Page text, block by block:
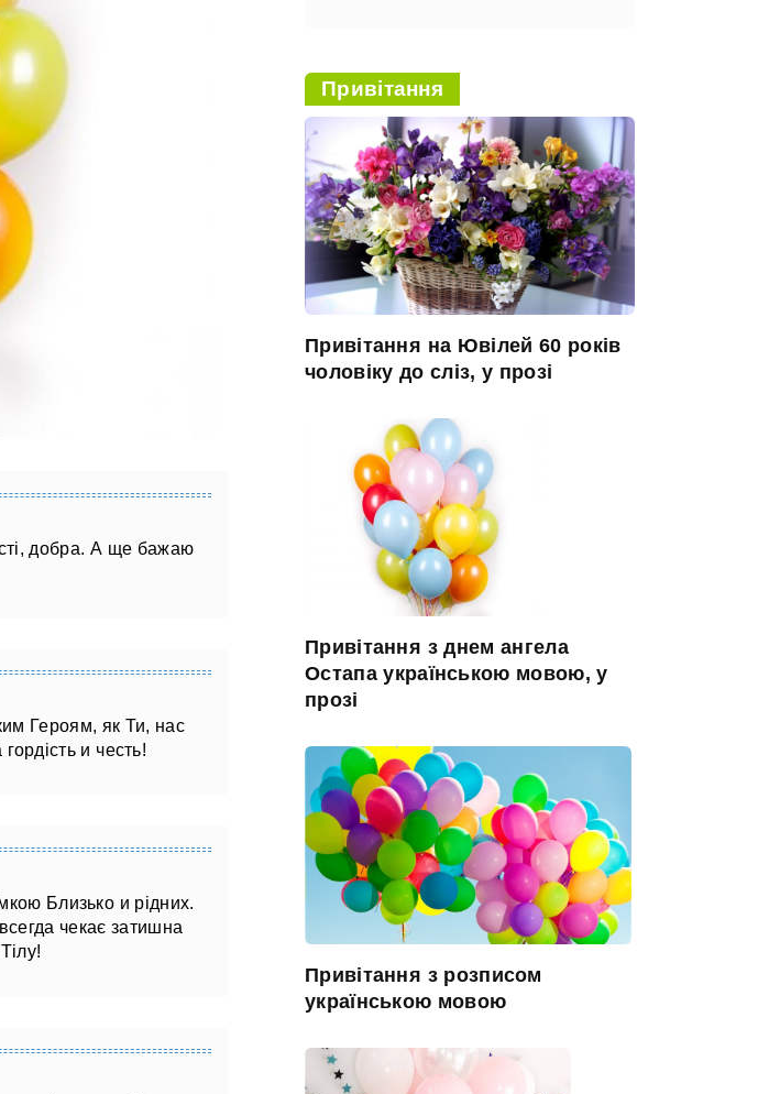
добра. А ще бажаю
Героям, як Ти, нас
и честь!
Близько и рідних.
чекає затишна
Привітання
Привітання на Ювілей 60 років
чоловіку до сліз, у прозі
Привітання з днем ангела
Остапа українською мовою, у
прозі
Привітання з розписом
українською мовою